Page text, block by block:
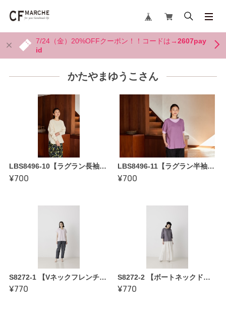
7/24（金）20%OFFクーポン！！コードは→2607pay
id
かたやまゆうこさん
LBS8496-10【ラグラン長袖Tシャツ by かたやまゆうこ〜縫い代付き型紙】「作りながらマスターできる ロックミシン ソーイング BOOK」掲載作品
¥700
LBS8496-11【ラグラン半袖シャツ by かたやまゆうこ 〜縫い代付き型紙】「作りながらマスターできる ロックミシン ソーイング BOOK」掲載作品
¥700
S8272-1 【Vネックフレンチスリーブブラウス〜縫い代付き型紙】 かたやまゆうこ著「誰にでも似合う 基本形の服」
¥770
S8272-2 【ボートネックドルマンスリーブブラウス〜縫い代付き型紙】 かたやまゆうこ著「誰にでも似合う 基本形の服」
¥770